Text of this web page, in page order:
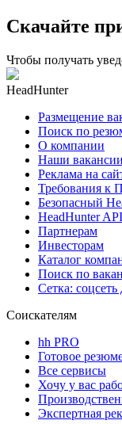
Скачайте
Чтобы получать
HeadHunter
Размещение
Поиск по
О компании
Наши вакансии
Реклама на
Требования к
Безопасный
HeadHunter API
Партнерам
Инвесторам
Каталог
Поиск по
Сетка: соцсеть
Соискателям
hh PRO
Готовое
Все сервисы
Хочу у вас
Экспертная